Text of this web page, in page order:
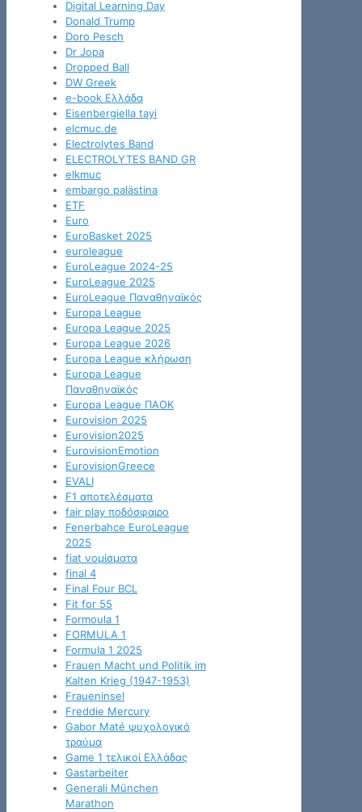
Digital Learning Day
Donald Trump
Doro Pesch
Dr Jopa
Dropped Ball
DW Greek
e-book Ελλάδα
Eisenbergiella tayi
elcmuc.de
Electrolytes Band
ELECTROLYTES BAND GR
elkmuc
embargo palästina
ETF
Euro
EuroBasket 2025
euroleague
EuroLeague 2024-25
EuroLeague 2025
EuroLeague Παναθηναϊκός
Europa League
Europa League 2025
Europa League 2026
Europa League κλήρωση
Europa League
Παναθηναϊκός
Europa League ΠΑΟΚ
Eurovision 2025
Eurovision2025
EurovisionEmotion
EurovisionGreece
EVALI
F1 αποτελέσματα
fair play ποδόσφαιρο
Fenerbahce EuroLeague
2025
fiat νομίσματα
final 4
Final Four BCL
Fit for 55
Formoula 1
FORMULA 1
Formula 1 2025
Frauen Macht und Politik im
Kalten Krieg (1947-1953)
Fraueninsel
Freddie Mercury
Gabor Maté ψυχολογικό
τραύμα
Game 1 τελικοί Ελλάδας
Gastarbeiter
Generali München
Marathon